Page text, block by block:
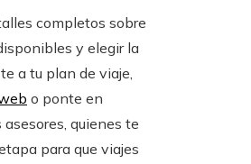
completos sobre
y elegir la
a tu plan de viaje,
o ponte en
quienes te
para que viajes